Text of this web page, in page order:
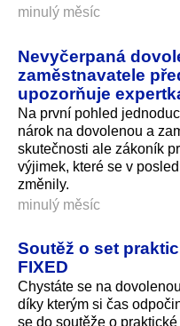
minulý měsíc
Nevyčerpaná
zaměstnavatele
upozorňuje
Na první pohled
nárok na dovolenou a
skutečnosti ale zákoník
výjimek, které se v
změnily.
minulý měsíc
Soutěž o set
FIXED
Chystáte se na
díky kterým si čas
se do soutěže o